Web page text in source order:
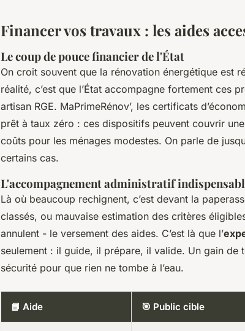
Financer vos travaux : les aides
Le coup de pouce financier de l'État
On croit souvent que la rénovation énergétique est
réalité, c’est que l’État accompagne fortement ces
artisan RGE. MaPrimeRénov’, les certificats
prêt à taux zéro : ces dispositifs peuvent couvrir
coûts pour les ménages modestes. On parle de
certains cas.
L'accompagnement administratif
Là où beaucoup rechignent, c’est devant la
classés, ou mauvaise estimation des critères
annulent - le versement des aides. C’est là que l’
seulement : il guide, il prépare, il valide. Un gain de
sécurité pour que rien ne tombe à l’eau.
📘 Aide 🎯 Public cible